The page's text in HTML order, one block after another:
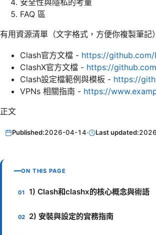
安全性與隱私的考量
FAQ 區
有用資源清單（文字格式，方便你複製筆記
Clash官方文檔 - https://
ClashX官方文檔 - https://
Clash設定檔範例與模板 - https://
VPNs 相關指南 - https://
正文
Published:2026-04-14· Last updated:
ON THIS PAGE
1) Clash和clashx的核心概念與術語
2) 安裝與設定的實務指南